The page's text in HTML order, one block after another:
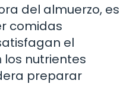
del almuerzo, es
comidas
el
nutrientes
preparar